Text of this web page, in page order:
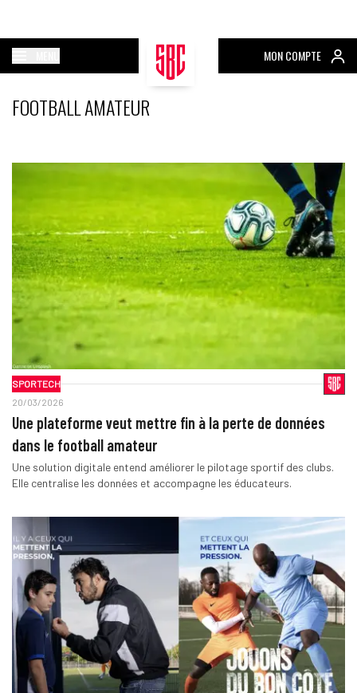
MON COMPTE
FOOTBALL AMATEUR
SPORTECH
20/03/2026
Une plateforme veut mettre fin à la perte de données
dans le football amateur
Une solution digitale entend améliorer le pilotage sportif des clubs.
Elle centralise les données et accompagne les éducateurs.